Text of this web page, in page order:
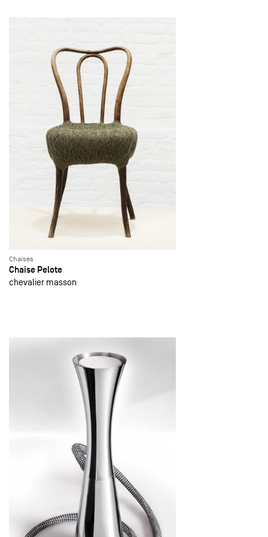
Chaises
Chaise Pelote
chevalier masson